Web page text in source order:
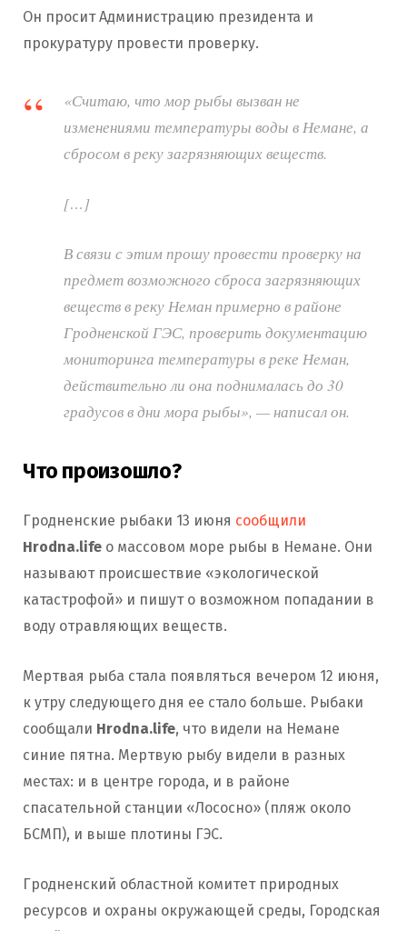
Он просит Администрацию президента и
прокуратуру провести проверку.
«Считаю, что мор рыбы вызван не
изменениями температуры воды в Немане, а
сбросом в реку загрязняющих веществ.
[…]
В связи с этим прошу провести проверку на
предмет возможного сброса загрязняющих
веществ в реку Неман примерно в районе
Гродненской ГЭС, проверить документацию
мониторинга температуры в реке Неман,
действительно ли она поднималась до 30
градусов в дни мора рыбы», — написал он.
Что произошло?
Гродненские рыбаки 13 июня сообщили
Hrodna.life о массовом море рыбы в Немане. Они
называют происшествие «экологической
катастрофой» и пишут о возможном попадании в
воду отравляющих веществ.
Мертвая рыба стала появляться вечером 12 июня,
к утру следующего дня ее стало больше. Рыбаки
сообщали Hrodna.life, что видели на Немане
синие пятна. Мертвую рыбу видели в разных
местах: и в центре города, и в районе
спасательной станции «Лососно» (пляж около
БСМП), и выше плотины ГЭС.
Гродненский областной комитет природных
ресурсов и охраны окружающей среды, Городская